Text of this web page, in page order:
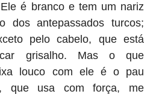
é branco e tem um nariz
dos antepassados turcos;
pelo cabelo, que está
grisalho. Mas o que
louco com ele é o pau
que usa com força, me